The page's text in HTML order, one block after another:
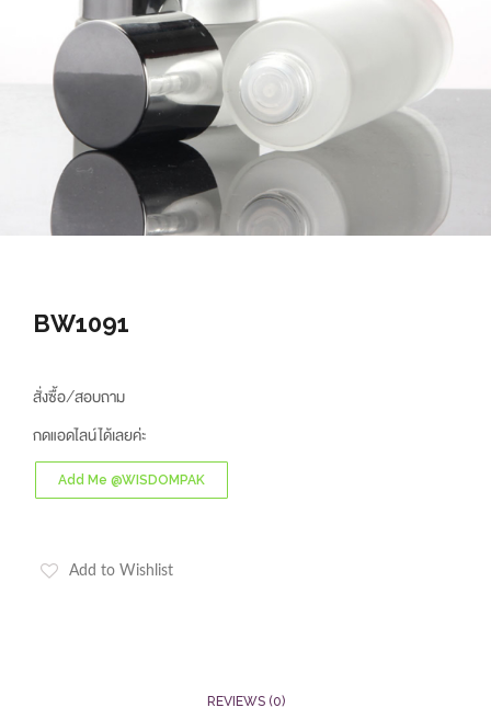
BW1091
สั่งซื้อ/สอบถาม
กดแอดไลน์ได้เลยค่ะ
Add Me @WISDOMPAK
Add to Wishlist
REVIEWS (0)